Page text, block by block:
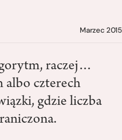
Marzec 2015
raczej…
albo czterech
gdzie liczba